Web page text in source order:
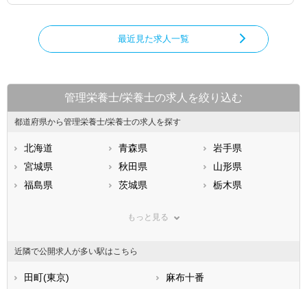
最近見た求人一覧
管理栄養士/栄養士の求人を絞り込む
都道府県から管理栄養士/栄養士の求人を探す
北海道 青森県
岩手県
宮城県
秋田県
山形県
福島県
茨城県
栃木県
神奈川県
石川県
福井県
静岡県
もっと見る
近隣で公開求人が多い駅はこちら
田町(東京)
麻布十番